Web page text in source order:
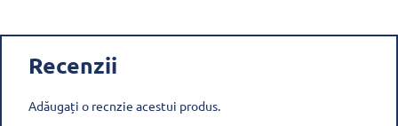
Recenzii
Adăugați o recnzie acestui produs.